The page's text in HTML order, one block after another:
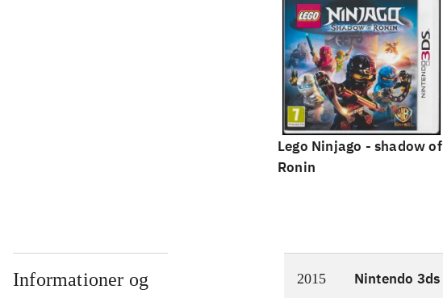
Lego Ninjago - shadow of
Ronin
Informationer og
2015 Nintendo 3ds